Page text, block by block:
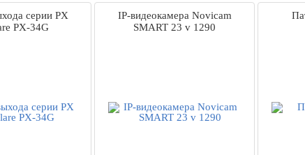
серии PX
PX-34G
IP-видеокамера Novicam
SMART 23 v 1290